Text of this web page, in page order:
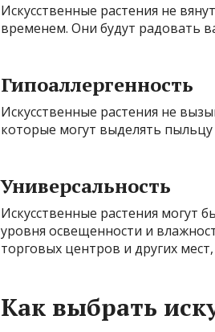
Искусственные растения не
временем. Они будут радовать
Гипоаллергенность
Искусственные растения не
которые могут выделять пыльцу
Универсальность
Искусственные растения
уровня освещенности и
торговых центров и других
Как выбрать